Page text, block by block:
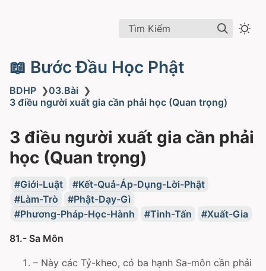
Tìm Kiếm
📖 Bước Đầu Học Phật
BDHP ❯03.Bài ❯
3 điều người xuất gia cần phải học (Quan trọng)
3 điều người xuất gia cần phải
học (Quan trọng)
Giới-Luật
Kết-Quả-Áp-Dụng-Lời-Phật
Làm-Trò
Phật-Dạy-Gì
Phương-Pháp-Học-Hành
Tinh-Tấn Xuất-Gia
81.- Sa Môn
– Này các Tỷ-kheo, có ba hạnh Sa-môn cần phải